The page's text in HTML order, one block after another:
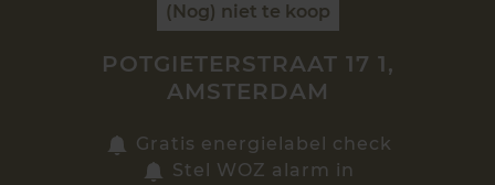
(Nog) niet te koop
POTGIETERSTRAAT 17 1,
AMSTERDAM
Gratis energielabel check
Stel WOZ alarm in